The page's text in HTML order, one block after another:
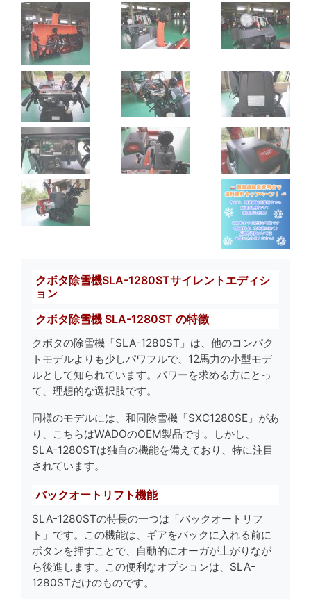
クボタ除雪機SLA-1280STサイレントエディシ
ョン
クボタ除雪機 SLA-1280ST の特徴
クボタの除雪機「SLA-1280ST」は、他のコンパク
トモデルよりも少しパワフルで、12馬力の小型モデ
ルとして知られています。パワーを求める方にとっ
て、理想的な選択肢です。
同様のモデルには、和同除雪機「SXC1280SE」があ
り、こちらはWADOのOEM製品です。しかし、
SLA-1280STは独自の機能を備えており、特に注目
されています。
バックオートリフト機能
SLA-1280STの特長の一つは「バックオートリフ
ト」です。この機能は、ギアをバックに入れる前に
ボタンを押すことで、自動的にオーガが上がりなが
ら後進します。この便利なオプションは、SLA-
1280STだけのものです。